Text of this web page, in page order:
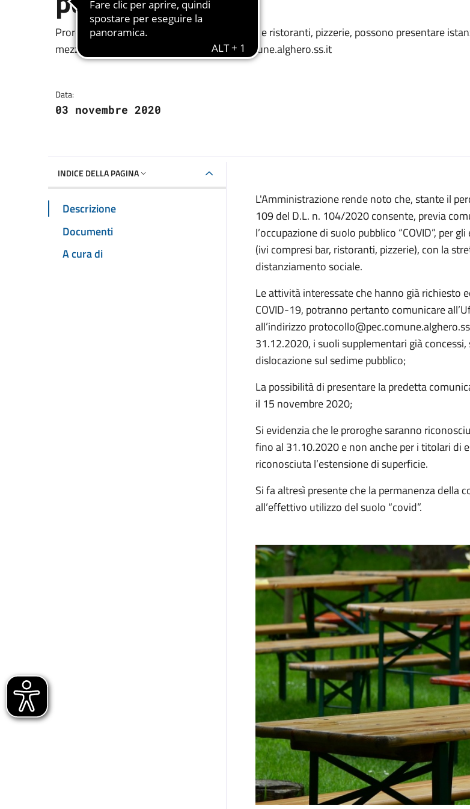
Dettagli della notizia
Proroga dell'estensione dei suoli pubblici: bar e ristoranti, pizzerie, possono presentare
mezzo PEC all’indirizzo protocollo@pec.comune.alghero.ss.it
Data:
03 novembre 2020
INDICE DELLA PAGINA
Descrizione
Documenti
A cura di
L'Amministrazione rende noto che, stante il
109 del D.L. n. 104/2020 consente, previa
l’occupazione di suolo pubblico “COVID”, per
(ivi compresi bar, ristoranti, pizzerie), con la
distanziamento sociale.
Le attività interessate che hanno già richiesto
COVID-19, potranno pertanto comunicare
all’indirizzo
31.12.2020, i suoli supplementari già
dislocazione sul sedime pubblico;
La possibilità di presentare la predetta
il 15 novembre 2020;
Si evidenzia che le proroghe saranno
fino al 31.10.2020 e non anche per i titolari di
riconosciuta l’estensione di superficie.
Si fa altresì presente che la permanenza della
all’effettivo utilizzo del suolo “covid”.